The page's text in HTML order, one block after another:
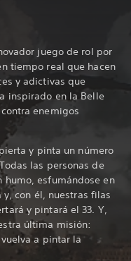
juego de rol por
tiempo real que hacen
y adictivas que
inspirado en la Belle
enemigos
y pinta un número
las personas de
humo, esfumándose en
con él, nuestras filas
y pintará el 33. Y,
última misión:
a pintar la